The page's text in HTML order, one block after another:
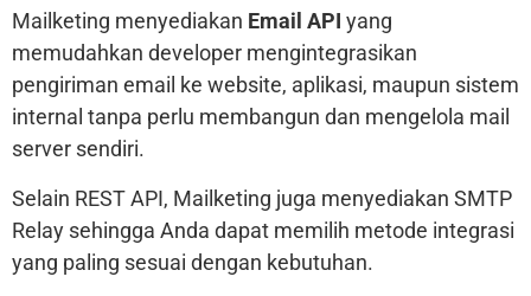
Mailketing menyediakan Email API yang
memudahkan developer mengintegrasikan
pengiriman email ke website, aplikasi, maupun sistem
internal tanpa perlu membangun dan mengelola mail
server sendiri.
Selain REST API, Mailketing juga menyediakan SMTP
Relay sehingga Anda dapat memilih metode integrasi
yang paling sesuai dengan kebutuhan.